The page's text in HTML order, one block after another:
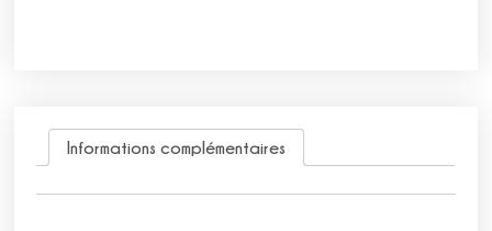
Informations complémentaires